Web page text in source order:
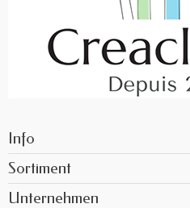
Info
Sortiment
Unternehmen